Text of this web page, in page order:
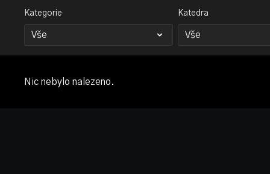
Kategorie Katedra
Nic nebylo nalezeno.